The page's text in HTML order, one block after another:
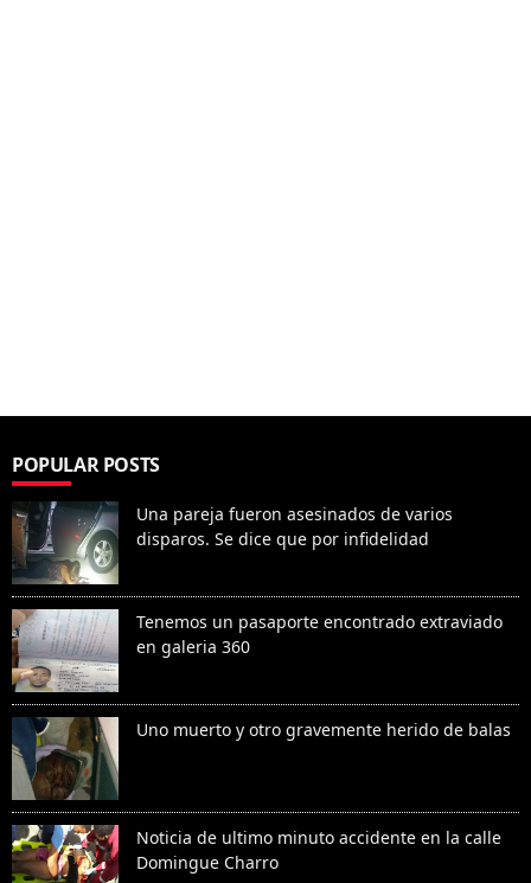
POPULAR POSTS
Una pareja fueron asesinados de varios
disparos. Se dice que por infidelidad
Tenemos un pasaporte encontrado extraviado
en galeria 360
Uno muerto y otro gravemente herido de balas
Noticia de ultimo minuto accidente en la calle
Domingue Charro